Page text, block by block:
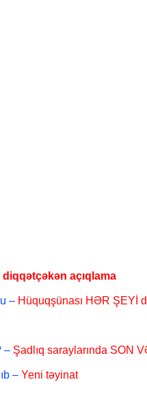
diqqətçəkən açıqlama
– Hüquqşünası HƏR ŞEYİ
– Şadlıq saraylarında SON
– Yeni təyinat